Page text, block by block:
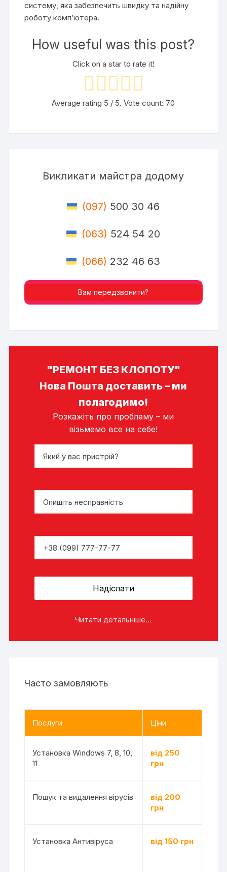
систему, яка забезпечить швидку та надійну
роботу комп’ютера.
How useful was this post?
Click on a star to rate it!
Average rating 5 / 5. Vote count: 70
Викликати майстра додому
(097) 500 30 46
(063) 524 54 20
(066) 232 46 63
Вам передзвонити?
"РЕМОНТ БЕЗ КЛОПОТУ"
Нова Пошта доставить – ми
полагодимо!
Розкажіть про проблему – ми
візьмемо все на себе!
Читати детальніше...
Часто замовляють
Послуги Ціни
Установка Windows 7, 8, 10,
11
від 250
грн
Пошук та видалення вірусів
від 200
грн
Установка Антивіруса від 150 грн